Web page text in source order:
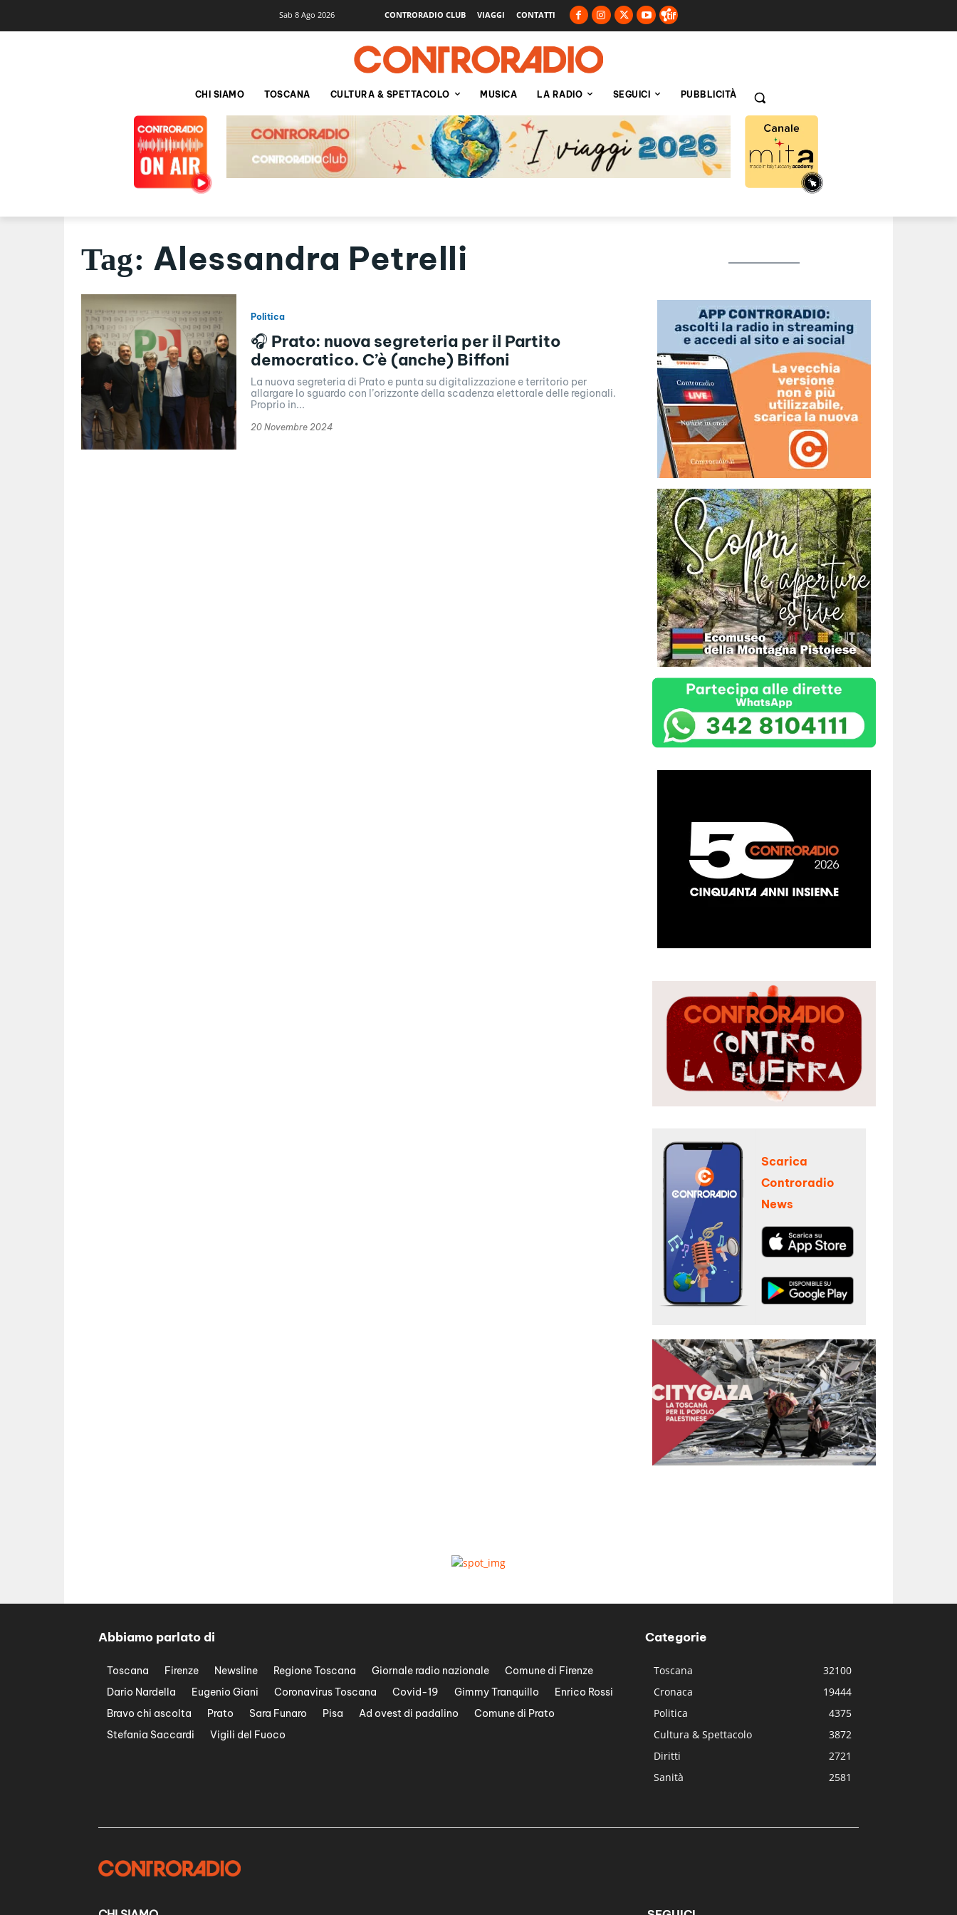
Sab 8 Ago 2026 CONTRORADIO CLUB VIAGGI CONTATTI
CHI SIAMO TOSCANA CULTURA & SPETTACOLO MUSICA LA RADIO SEGUICI PUBBLICITÀ
Tag: Alessandra Petrelli
Politica
🎧 Prato: nuova segreteria per il Partito
democratico. C’è (anche) Biffoni
La nuova segreteria di Prato e punta su digitalizzazione e territorio per
allargare lo sguardo con l’orizzonte della scadenza elettorale delle regionali.
Proprio in...
20 Novembre 2024
Scarica
Controradio
News
Abbiamo parlato di
Toscana Firenze Newsline Regione Toscana Giornale radio nazionale
Comune di Firenze
Dario Nardella
Eugenio Giani Coronavirus Toscana Covid-19 Gimmy Tranquillo
Enrico Rossi
Bravo chi ascolta
Prato Sara Funaro Pisa Ad ovest di padalino
Comune di Prato
Stefania Saccardi
Vigili del Fuoco
Categorie
Toscana
32100
Cronaca
19444
Politica
4375
Cultura & Spettacolo
3872
Diritti
2721
Sanità
2581